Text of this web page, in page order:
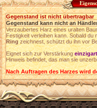
Gegenstand ist nicht übertragbar
Gegenstand kann nicht an
Verzaubertes Harz eines uralten
Festigkeit verleihen kann. Sobald
Ringzeichnest, schützt du ihn vor
Eignet sich zur Verstärkung
Hinweis befindet, das man sie
Nach Auftragen des Harzes wird